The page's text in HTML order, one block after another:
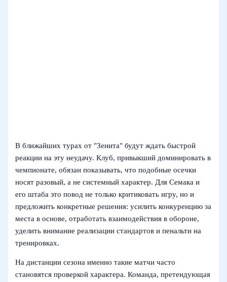
В ближайших турах от "Зенита" будут ждать быстрой
реакции на эту неудачу. Клуб, привыкший доминировать в
чемпионате, обязан показывать, что подобные осечки
носят разовый, а не системный характер. Для Семака и
его штаба это повод не только критиковать игру, но и
предложить конкретные решения: усилить конкуренцию за
места в основе, отработать взаимодействия в обороне,
уделить внимание реализации стандартов и пенальти на
тренировках.
На дистанции сезона именно такие матчи часто
становятся проверкой характера. Команда, претендующая